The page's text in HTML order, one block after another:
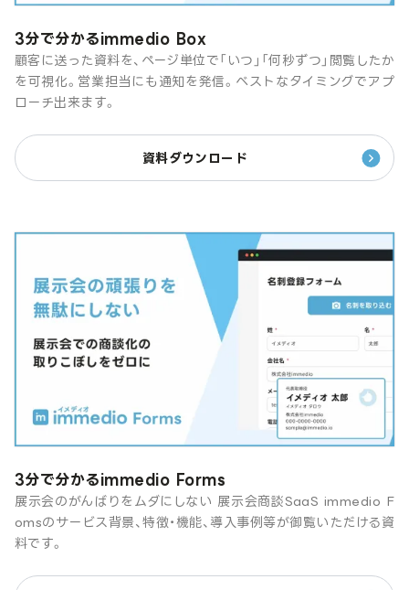
3分で分かるimmedio Box
顧客に送った資料を、ページ単位で「いつ」「何秒ずつ」閲覧したか
を可視化。営業担当にも通知を発信。ベストなタイミングでアプ
ローチ出来ます。
資料ダウンロード
3分で分かるimmedio Forms
展示会のがんばりをムダにしない 展示会商談SaaS immedio F
omsのサービス背景、特徴・機能、導入事例等が御覧いただける資
料です。